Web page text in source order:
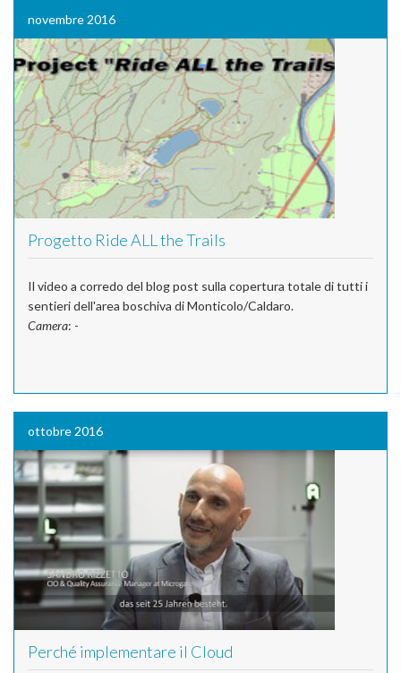
novembre 2016
Progetto Ride ALL the Trails
Il video a corredo del blog post sulla copertura totale di tutti i
sentieri dell'area boschiva di Monticolo/Caldaro.
Camera: -
ottobre 2016
Perché implementare il Cloud